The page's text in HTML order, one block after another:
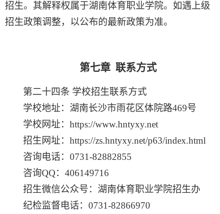
招生。 其解释权属于湖南体育职业学院。 如遇 上级
招生政策调整，以公布的最新政策为准。
第七章 联系方式
第二十四条 学校招生联系方式
学校地址：湖南长沙市雨花区体院路469号
学校网址： https://www.hntyxy.net
招生网址： https://zs.hntyxy.net/p63/index.html
咨询电话： 0731-82882855
咨询QQ： 406149716
招生微信公众号：湖南体育职业学院招生办
纪检监督电话： 0731-82866970